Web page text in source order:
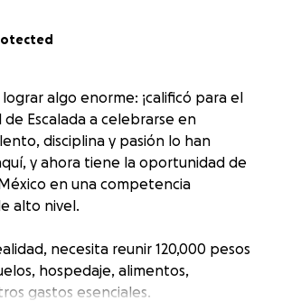
algo enorme: ¡calificó para el
de Escalada a celebrarse en
disciplina y pasión lo han
y ahora tiene la oportunidad de
en una competencia
alto nivel.
necesita reunir 120,000 pesos
hospedaje, alimentos,
gastos esenciales.